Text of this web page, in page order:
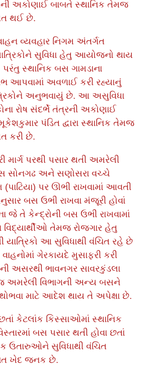
અકોણાઈ બાબતે સ્થાનિક તેમજ
થઈ છે.
વ્યવહાર નિગમ અંતર્ગત
સુવિધા હેતુ આયોજનો થાય
સ્થાનિક બસ ગામડાના
આપવામાં અવળાઈ કરી રહ્યાનું
અનુભવાયું છે. આ અસુવિધા
રોષ સંદર્ભે તંત્રની અકોણાઈ
મૂકેશકુમાર પંડિત દ્વારા સ્થાનિક તેમજ
કરી છે.
માર્ગ પરથી પસાર થતી અમરેલી
સોનગઢ અને સણોસરા વચ્ચે
પર ઊભી રાખવામાં આવતી
બસ ઉભી રાખવા મંજૂરી હોવાં
જે તે કેન્દ્રોની બસ ઉભી રાખવામાં
તેમજ રોજગાર હેતુ
યાત્રિકો આ સુવિધાથી વંચિત રહે છે
ગેરકાયદે મુસાફરી કરી
અસરથી ભાવનગર સાવરકુંડલા
અમરેલી વિભાગની અન્ય બસને
થોભવા માટે આદેશ થાય તે અપેક્ષા છે.
કેટલાંક કિસ્સાઓમાં સ્થાનિક
બસ પસાર થતી હોવા છતાં
ઉતારુઓને સુવિધાથી વંચિત
ખેદ જનક છે.